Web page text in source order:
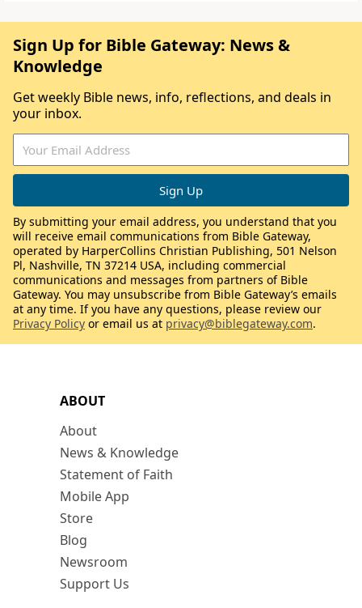
ABOUT
About
News & Knowledge
Statement of Faith
Mobile App
Store
Blog
Newsroom
Support Us
Sign Up for Bible Gateway: News &
Knowledge
Get weekly Bible news, info, reflections, and deals in
your inbox.
By submitting your email address, you understand that you
will receive email communications from Bible Gateway,
operated by HarperCollins Christian Publishing, 501 Nelson
Pl, Nashville, TN 37214 USA, including commercial
communications and messages from partners of Bible
Gateway. You may unsubscribe from Bible Gateway’s emails
at any time. If you have any questions, please review our
Privacy Policy or email us at privacy@biblegateway.com.